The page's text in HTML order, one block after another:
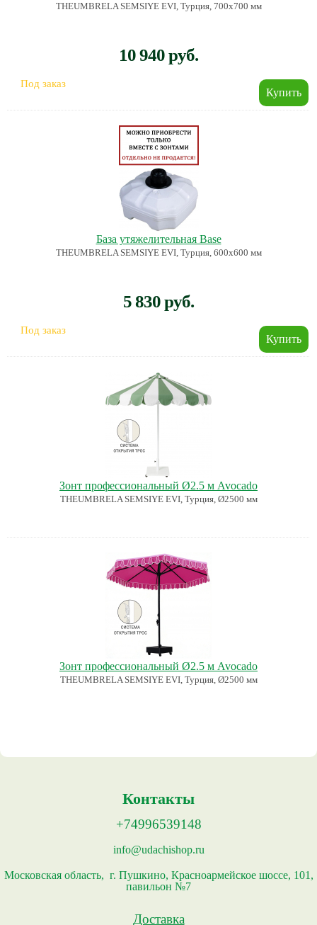
THEUMBRELA SEMSIYE EVI, Турция, 700х700 мм
10 940 руб.
Под заказ
База утяжелительная Base
THEUMBRELA SEMSIYE EVI, Турция, 600х600 мм
5 830 руб.
Под заказ
Зонт профессиональный Ø2.5 м Avocado
THEUMBRELA SEMSIYE EVI, Турция, Ø2500 мм
Зонт профессиональный Ø2.5 м Avocado
THEUMBRELA SEMSIYE EVI, Турция, Ø2500 мм
Контакты
+74996539148
info@udachishop.ru
Московская область, г. Пушкино, Красноармейское шоссе, 101,
павильон №7
Доставка